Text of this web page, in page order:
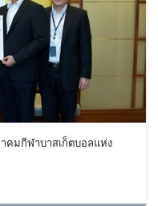
คมกีฬาบาสเก็ตบอลแห่ง